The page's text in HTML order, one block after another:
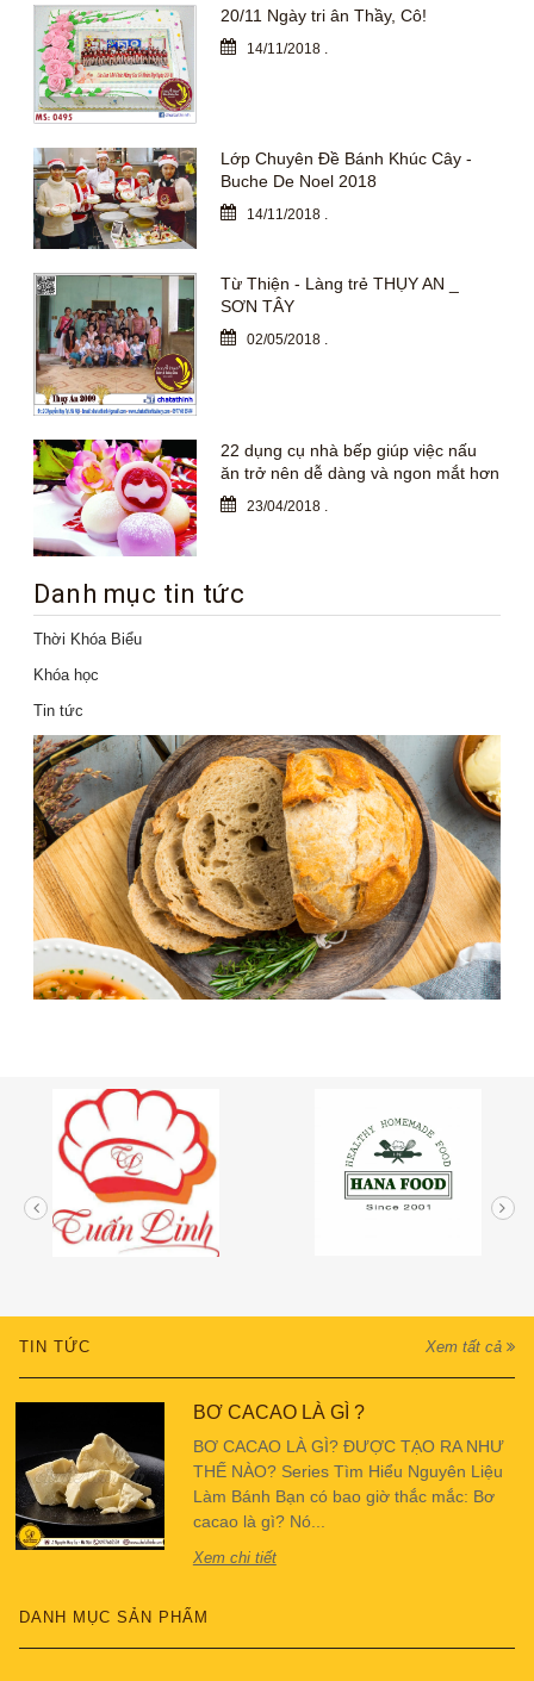
20/11 Ngày tri ân Thầy, Cô!
14/11/2018 .
Lớp Chuyên Đề Bánh Khúc Cây -
Buche De Noel 2018
14/11/2018
Từ Thiện - Làng trẻ THỤY AN _
SƠN TÂY
02/05/2018
22 dụng cụ nhà bếp giúp việc nấu
ăn trở nên dễ dàng và ngon mắt hơn
23/04/2018 .
Danh mục tin tức
Thời Khóa Biểu
Khóa học
Tin tức
TIN TỨC Xem tất cả
BƠ CACAO LÀ GÌ ?
BƠ CACAO LÀ GÌ? ĐƯỢC TẠO RA NHƯ
THẾ NÀO? Series Tìm Hiểu Nguyên Liệu
Làm Bánh Bạn có bao giờ thắc mắc: Bơ
cacao là gì? Nó...
Xem chi tiết
DANH MỤC SẢN PHẨM